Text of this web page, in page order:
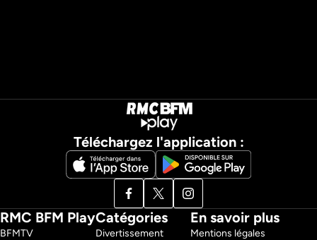
Téléchargez l'application :
RMC BFM Play
BFMTV
Catégories
Divertissement
En savoir plus
Mentions légales